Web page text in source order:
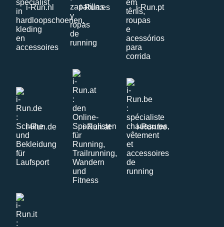
i-Run.nl i-Run.es i-Run.pt
i-Run.de i-Run.at i-Run.be